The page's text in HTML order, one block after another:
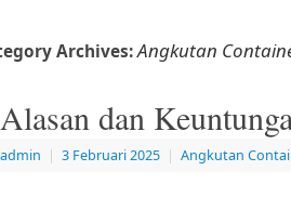
Archives:Angkutan
dan
admin | 3 Februari 2025 | Angkutan